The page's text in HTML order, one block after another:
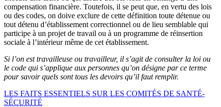
compensation financière. Toutefois, il se peut que, en vertu des lois
ou des codes, on doive exclure de cette définition toute détenue ou
tout détenu d’établissement correctionnel ou de lieu semblable qui
participe à un projet de travail ou à un programme de réinsertion
sociale à l’intérieur même de cet établissement.
Si l’on est travailleuse ou travailleur, il s’agit de consulter la loi ou
le code qui s’applique aux personnes qu’on désigne par ce terme
pour savoir quels sont tous les devoirs qu’il faut remplir.
LES FAITS ESSENTIELS SUR LES COMITÉS DE SANTÉ-
SÉCURITÉ